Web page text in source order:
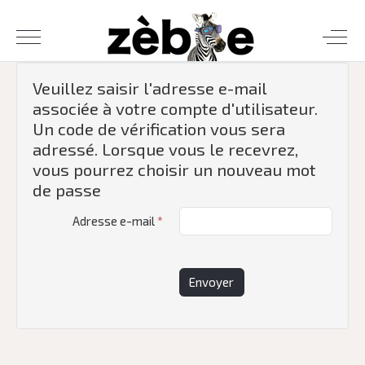
Veuillez saisir l'adresse e-mail
associée à votre compte d'utilisateur.
Un code de vérification vous sera
adressé. Lorsque vous le recevrez,
vous pourrez choisir un nouveau mot
de passe
Adresse e-mail *
Envoyer